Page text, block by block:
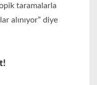
taramalarla
alınıyor” diye